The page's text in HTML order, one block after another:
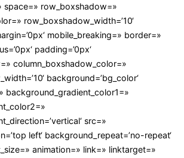
space=» row_boxshadow=»
row_boxshadow_width=’10‘
mobile_breaking=» border=»
padding=’0px‘
column_boxshadow_color=»
background=’bg_color‘
background_gradient_color1=»
src=»
left‘ background_repeat=’no-repeat‘
animation=» link=» linktarget=»